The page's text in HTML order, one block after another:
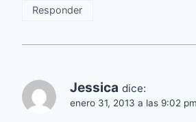
Responder
Jessica dice:
enero 31, 2013 a las 9:02 pm